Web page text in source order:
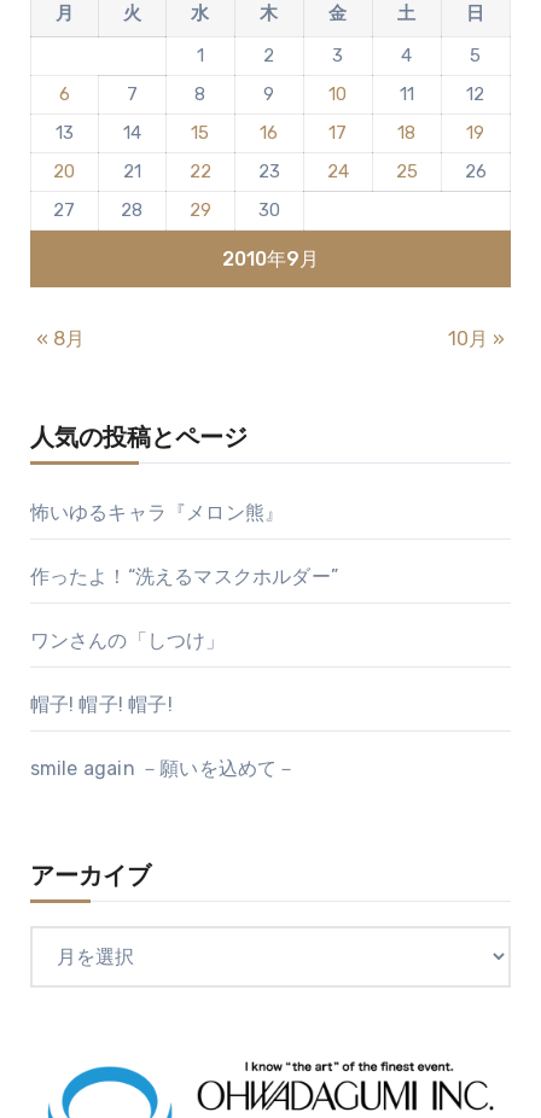
あ
り
せ
ん
2010年9月
月 火 水 木 金 土
日
1
2 3 4
5
6
7 8 9 10 11
12
13
14 15 16 17 18
19
20
21 22 23 24 25
26
27
28 29 30
« 8月 10月 »
人気の投稿とページ
怖いゆるキャラ『メロン熊』
作ったよ！“洗えるマスクホルダー”
ワンさんの「しつけ」
帽子! 帽子! 帽子!
smile again －願いを込めて－
アーカイブ